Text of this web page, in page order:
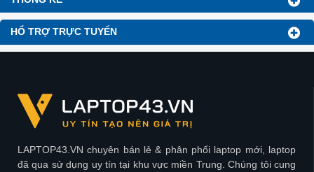
HỔ TRỢ TRỰC TUYẾN
LAPTOP43.VN chuyên bán lẻ & phân phối laptop mới, laptop
đã qua sử dụng uy tín tại khu vực miền Trung. Chúng tôi cung